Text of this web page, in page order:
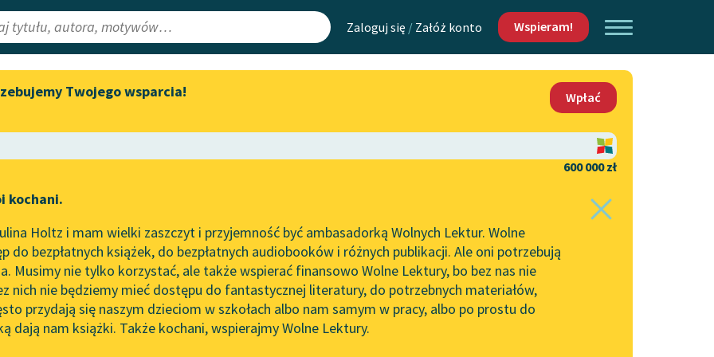
Zaloguj się / Załóż konto Wspieram!
Lektury
redakcyjne
Aktualności
Spotkanie z Katarzyną Tunkiel
do słuchania na Wolnych
Lekturach
Nowy audiobook – „Marzenie
o Oriencie” Sophie Elkan
Kolekcja Nadwyraz.com x
Wolne Lektury – idealna na
Mapa Wolnych Lektur
Leśmianator
API
OAI-PMH
Widget Wolnych Lektur
Kontakt
O projekcie
Zasady wykorzystania
Wolnych Lektur
Logotypy
Materiały promocyjne
Twojego wsparcia!
Wpłać
600 000 zł
kochani.
Holtz i mam wielki zaszczyt i przyjemność być ambasadorką Wolnych Lektur. Wolne
do bezpłatnych książek, do bezpłatnych audiobooków i różnych publikacji. Ale oni potrzebują
Musimy nie tylko korzystać, ale także wspierać finansowo Wolne Lektury, bo bez nas nie
nich nie będziemy mieć dostępu do fantastycznej literatury, do potrzebnych materiałów,
przydają się naszym dzieciom w szkołach albo nam samym w pracy, albo po prostu do
dają nam książki. Także kochani, wspierajmy Wolne Lektury.
dla dzieci i młodzieży✖ Sortuj: